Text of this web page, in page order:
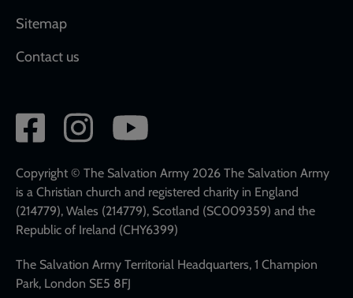
Sitemap
Contact us
Social
network
links
Copyright © The Salvation Army 2026 The Salvation Army
is a Christian church and registered charity in England
(214779), Wales (214779), Scotland (SC009359) and the
Republic of Ireland (CHY6399)
The Salvation Army Territorial Headquarters, 1 Champion
Park, London SE5 8FJ